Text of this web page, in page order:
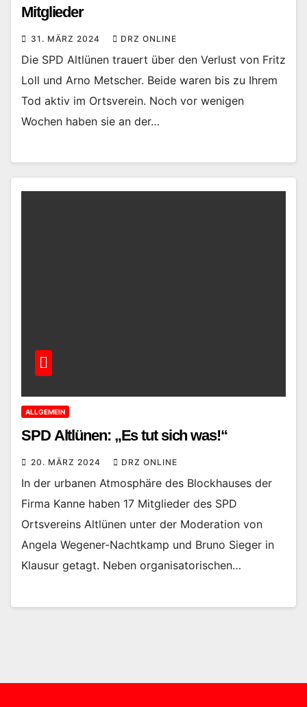
Mitglieder
31. MÄRZ 2024 DRZ ONLINE
Die SPD Altlünen trauert über den Verlust von Fritz
Loll und Arno Metscher. Beide waren bis zu Ihrem
Tod aktiv im Ortsverein. Noch vor wenigen
Wochen haben sie an der…
ALLGEMEIN
SPD Altlünen: „Es tut sich was!“
20. MÄRZ 2024 DRZ ONLINE
In der urbanen Atmosphäre des Blockhauses der
Firma Kanne haben 17 Mitglieder des SPD
Ortsvereins Altlünen unter der Moderation von
Angela Wegener-Nachtkamp und Bruno Sieger in
Klausur getagt. Neben organisatorischen…